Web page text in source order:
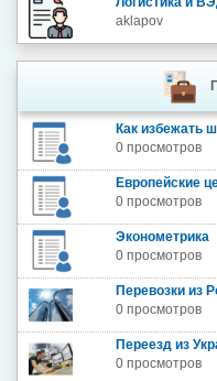
aklapov
Как избежать
0 просмотров
Европейские
0 просмотров
Эконометрика
0 просмотров
Перевозки из
0 просмотров
Переезд из
0 просмотров